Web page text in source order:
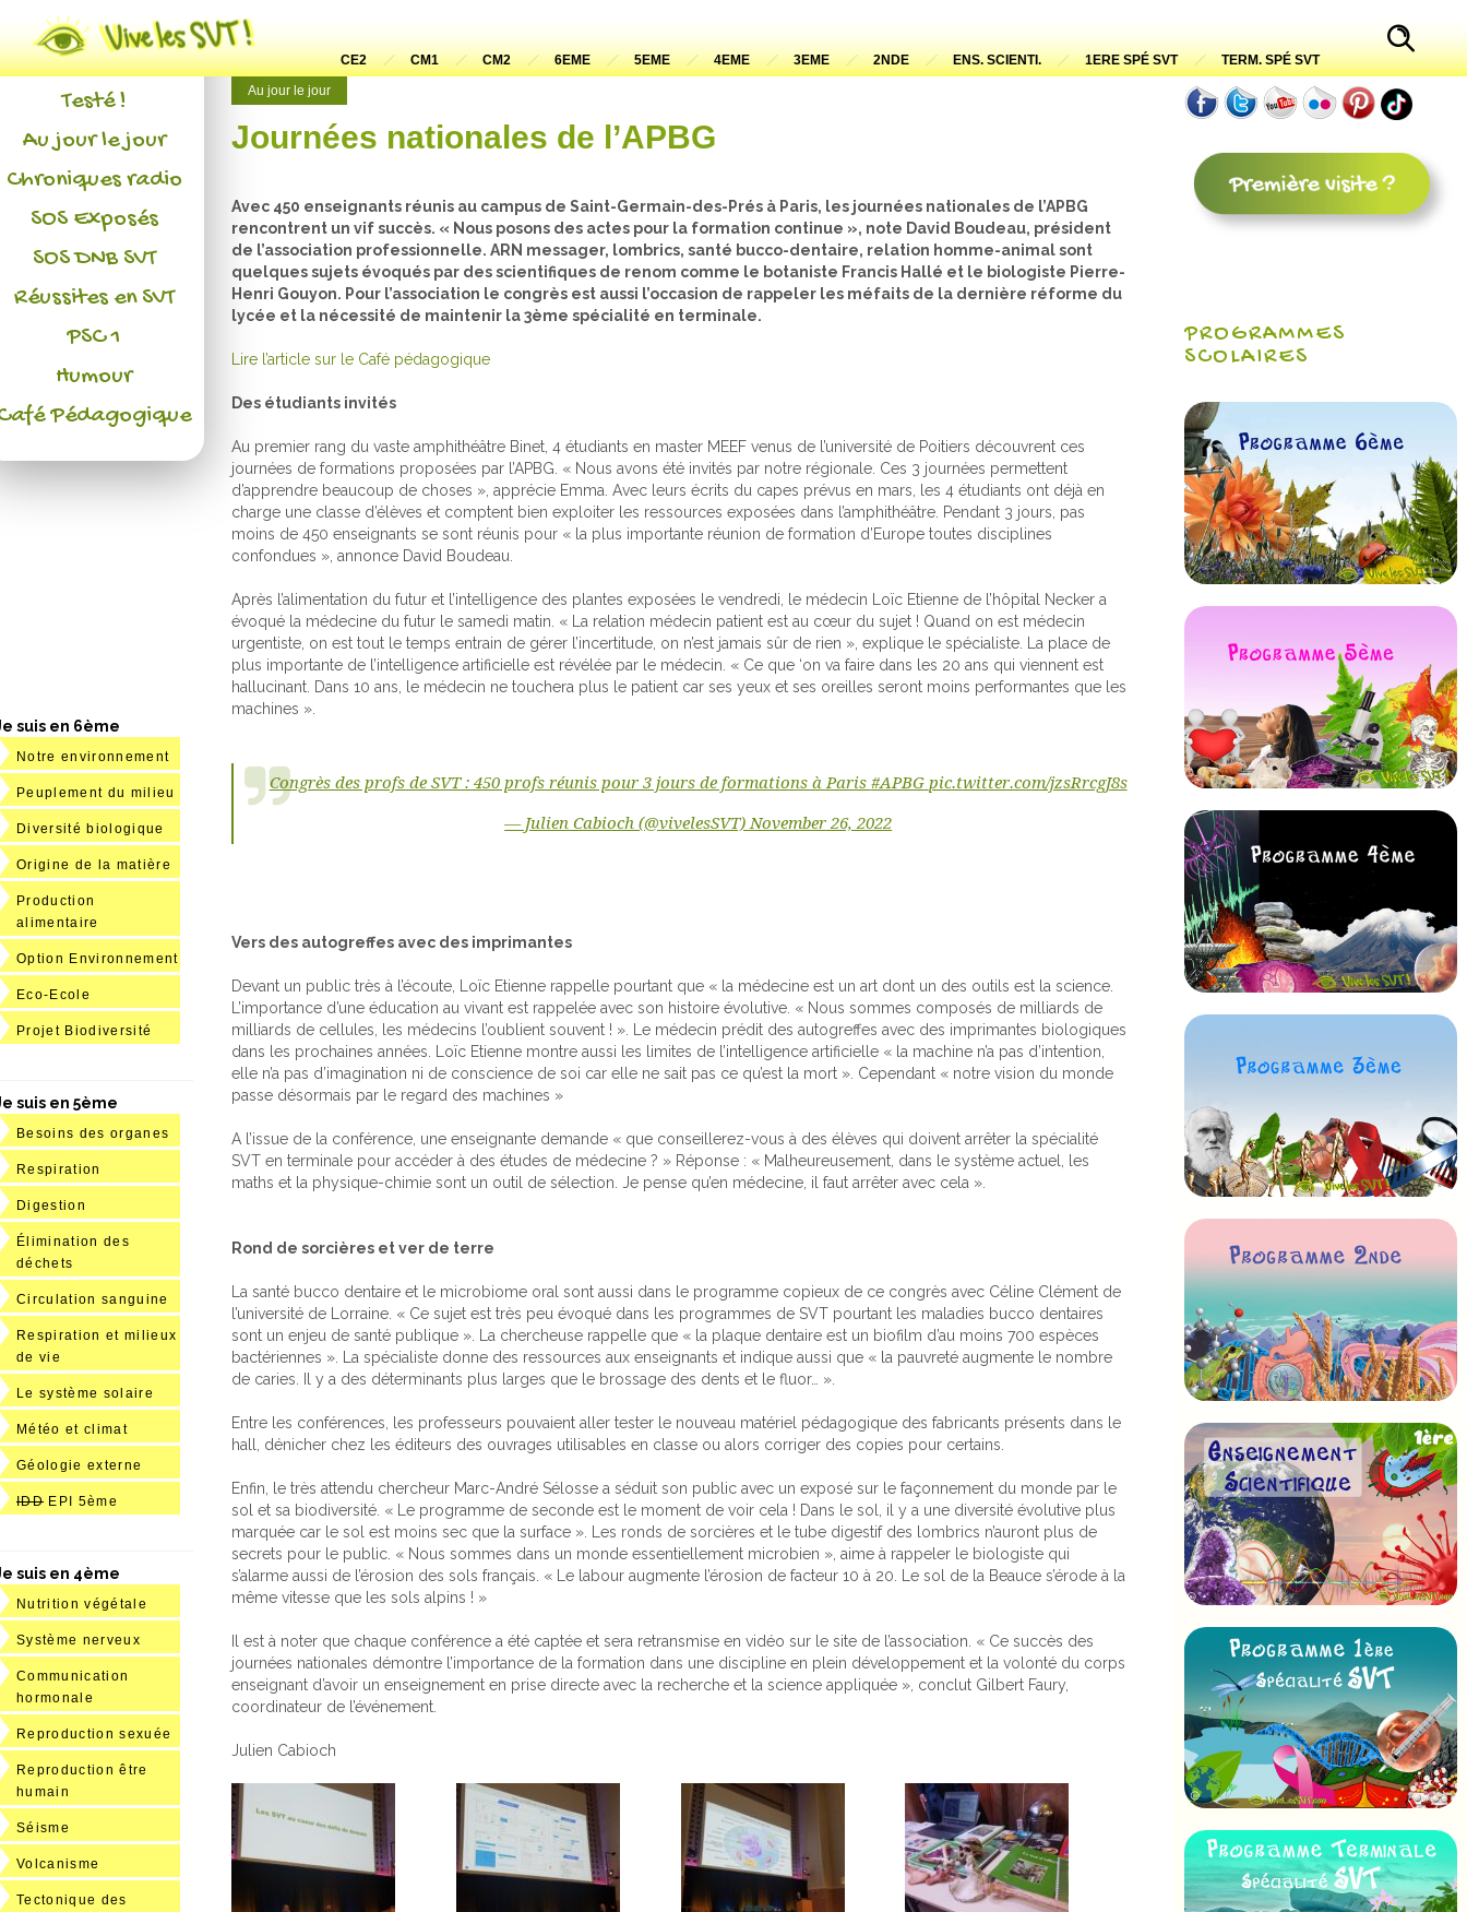
CE2 CM1 CM2 6EME 5EME 4EME 3EME 2NDE ENS. SCIENTI. 1ERE SPÉ SVT
TERM. SPÉ SVT
Au jour le jour
Journées nationales de l’APBG
Avec 450 enseignants réunis au campus de Saint-Germain-des-Prés à Paris, les journées nationales de l’APBG
rencontrent un vif succès. « Nous posons des actes pour la formation continue », note David Boudeau, président
de l’association professionnelle. ARN messager, lombrics, santé bucco-dentaire, relation homme-animal sont
quelques sujets évoqués par des scientifiques de renom comme le botaniste Francis Hallé et le biologiste Pierre-
Henri Gouyon. Pour l’association le congrès est aussi l’occasion de rappeler les méfaits de la dernière réforme du
lycée et la nécessité de maintenir la 3ème spécialité en terminale.
Lire l’article sur le Café pédagogique
Des étudiants invités
Au premier rang du vaste amphithéâtre Binet, 4 étudiants en master MEEF venus de l’université de Poitiers découvrent ces
journées de formations proposées par l’APBG. « Nous avons été invités par notre régionale. Ces 3 journées permettent
d’apprendre beaucoup de choses », apprécie Emma. Avec leurs écrits du capes prévus en mars, les 4 étudiants ont déjà en
charge une classe d’élèves et comptent bien exploiter les ressources exposées dans l’amphithéâtre. Pendant 3 jours, pas
moins de 450 enseignants se sont réunis pour « la plus importante réunion de formation d’Europe toutes disciplines
confondues », annonce David Boudeau.
Après l’alimentation du futur et l’intelligence des plantes exposées le vendredi, le médecin Loïc Etienne de l’hôpital Necker a
évoqué la médecine du futur le samedi matin. « La relation médecin patient est au cœur du sujet ! Quand on est médecin
urgentiste, on est tout le temps entrain de gérer l’incertitude, on n’est jamais sûr de rien », explique le spécialiste. La place de
plus importante de l’intelligence artificielle est révélée par le médecin. « Ce que ‘on va faire dans les 20 ans qui viennent est
hallucinant. Dans 10 ans, le médecin ne touchera plus le patient car ses yeux et ses oreilles seront moins performantes que les
machines ».
Congrès des profs de SVT : 450 profs réunis pour 3 jours de formations à Paris #APBG pic.twitter.com/jzsRrcgJ8s
— Julien Cabioch (@vivelesSVT)November 26, 2022
Vers des autogreffes avec des imprimantes
Devant un public très à l’écoute, Loïc Etienne rappelle pourtant que « la médecine est un art dont un des outils est la science.
L’importance d’une éducation au vivant est rappelée avec son histoire évolutive. « Nous sommes composés de milliards de
milliards de cellules, les médecins l’oublient souvent ! ». Le médecin prédit des autogreffes avec des imprimantes biologiques
dans les prochaines années. Loïc Etienne montre aussi les limites de l’intelligence artificielle « la machine n’a pas d’intention,
elle n’a pas d’imagination ni de conscience de soi car elle ne sait pas ce qu’est la mort ». Cependant « notre vision du monde
passe désormais par le regard des machines »
A l’issue de la conférence, une enseignante demande « que conseillerez-vous à des élèves qui doivent arrêter la spécialité
SVT en terminale pour accéder à des études de médecine ? » Réponse : « Malheureusement, dans le système actuel, les
maths et la physique-chimie sont un outil de sélection. Je pense qu’en médecine, il faut arrêter avec cela ».
Rond de sorcières et ver de terre
La santé bucco dentaire et le microbiome oral sont aussi dans le programme copieux de ce congrès avec Céline Clément de
l’université de Lorraine. « Ce sujet est très peu évoqué dans les programmes de SVT pourtant les maladies bucco dentaires
sont un enjeu de santé publique ». La chercheuse rappelle que « la plaque dentaire est un biofilm d’au moins 700 espèces
bactériennes ». La spécialiste donne des ressources aux enseignants et indique aussi que « la pauvreté augmente le nombre
de caries. Il y a des déterminants plus larges que le brossage des dents et le fluor… ».
Entre les conférences, les professeurs pouvaient aller tester le nouveau matériel pédagogique des fabricants présents dans le
hall, dénicher chez les éditeurs des ouvrages utilisables en classe ou alors corriger des copies pour certains.
Enfin, le très attendu chercheur Marc-André Sélosse a séduit son public avec un exposé sur le façonnement du monde par le
sol et sa biodiversité. « Le programme de seconde est le moment de voir cela ! Dans le sol, il y a une diversité évolutive plus
marquée car le sol est moins sec que la surface ». Les ronds de sorcières et le tube digestif des lombrics n’auront plus de
secrets pour le public. « Nous sommes dans un monde essentiellement microbien », aime à rappeler le biologiste qui
s’alarme aussi de l’érosion des sols français. « Le labour augmente l’érosion de facteur 10 à 20. Le sol de la Beauce s’érode à la
même vitesse que les sols alpins ! »
Il est à noter que chaque conférence a été captée et sera retransmise en vidéo sur le site de l’association. « Ce succès des
journées nationales démontre l’importance de la formation dans une discipline en plein développement et la volonté du corps
enseignant d’avoir un enseignement en prise directe avec la recherche et la science appliquée », conclut Gilbert Faury,
coordinateur de l’événement.
Julien Cabioch
Actualités
L'association
Testé !
Au jour le jour
Chroniques radio
SOS Exposés
SOS DNB SVT
Réussites en SVT
PSC 1
Humour
Pédagogique
suis en 6ème
Notre environnement
Peuplement du milieu
Diversité biologique
Origine de la matière
Production
alimentaire
Option Environnement
Eco-Ecole
Projet Biodiversité
suis en 5ème
Besoins des organes
Respiration
Digestion
Élimination des
déchets
Circulation sanguine
Respiration et milieux
de vie
Le système solaire
Météo et climat
Géologie externe
IDD EPI 5ème
suis en 4ème
Nutrition végétale
Système nerveux
Communication
hormonale
Reproduction sexuée
Reproduction être
humain
Séisme
Volcanisme
Tectonique des
PROGRAMMES
SCOLAIRES